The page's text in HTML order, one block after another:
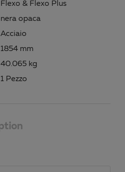
Flexo & Flexo Plus
nera opaca
Acciaio
1854 mm
40.065 kg
1 Pezzo